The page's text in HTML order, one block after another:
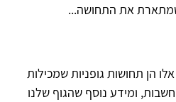
שמתארת את התחושה...
הן תחושות גופניות שמכילות
ומידע נוסף שהגוף שלנו